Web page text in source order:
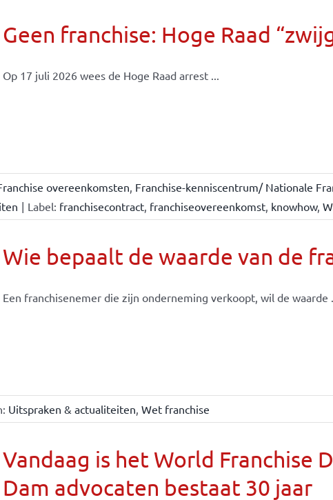
Geen franchise: Hoge Raad
Op 17 juli 2026 wees de Hoge Raad arrest ...
overeenkomsten, Franchise-kenniscentrum/ Nationale
| Label: franchisecontract, franchiseovereenkomst, knowhow,
Wie bepaalt de waarde van de
Een franchisenemer die zijn onderneming verkoopt, wil de waarde
Uitspraken & actualiteiten, Wet franchise
Vandaag is het World Franchise
Dam advocaten bestaat 30 jaar